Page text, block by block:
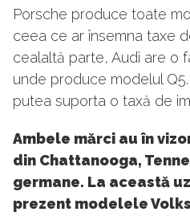
Porsche produce toate
ceea ce ar însemna taxe
cealaltă parte, Audi are o
unde produce modelul
putea suporta o taxă de
Ambele mărci au în
din Chattanooga,
germane. La această
prezent modelele